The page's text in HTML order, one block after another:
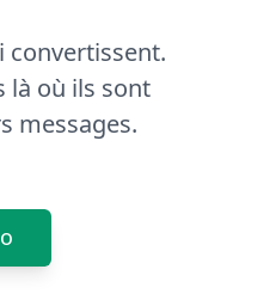
convertissent.
là où ils sont
messages.